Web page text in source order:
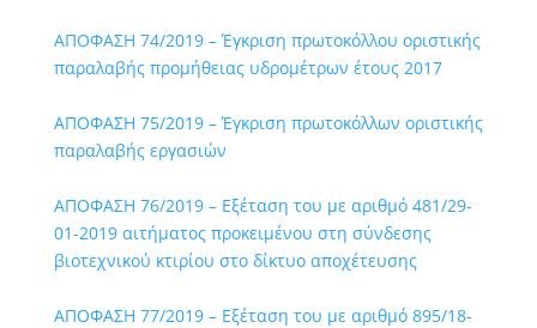
ΑΠΟΦΑΣΗ 74/2019 – Έγκριση πρωτοκόλλου οριστικής
παραλαβής προμήθειας υδρομέτρων έτους 2017
ΑΠΟΦΑΣΗ 75/2019 – Έγκριση πρωτοκόλλων οριστικής
παραλαβής εργασιών
ΑΠΟΦΑΣΗ 76/2019 – Εξέταση του με αριθμό 481/29-
01-2019 αιτήματος προκειμένου στη σύνδεσης
βιοτεχνικού κτιρίου στο δίκτυο αποχέτευσης
ΑΠΟΦΑΣΗ 77/2019 – Εξέταση του με αριθμό 895/18-